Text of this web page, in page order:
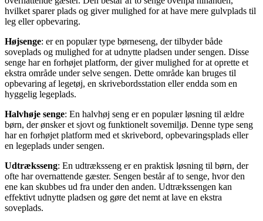
hvilket sparer plads og giver mulighed for at have mere gulvplads til
leg eller opbevaring.
Højsenge: er en populær type børneseng, der tilbyder både
soveplads og mulighed for at udnytte pladsen under sengen. Disse
senge har en forhøjet platform, der giver mulighed for at oprette et
ekstra område under selve sengen. Dette område kan bruges til
opbevaring af legetøj, en skrivebordsstation eller endda som en
hyggelig legeplads.
Halvhøje senge: En halvhøj seng er en populær løsning til ældre
børn, der ønsker et sjovt og funktionelt sovemiljø. Denne type seng
har en forhøjet platform med et skrivebord, opbevaringsplads eller
en legeplads under sengen.
Udtræksseng: En udtræksseng er en praktisk løsning til børn, der
ofte har overnattende gæster. Sengen består af to senge, hvor den
ene kan skubbes ud fra under den anden. Udtrækssengen kan
effektivt udnytte pladsen og gøre det nemt at lave en ekstra
soveplads.